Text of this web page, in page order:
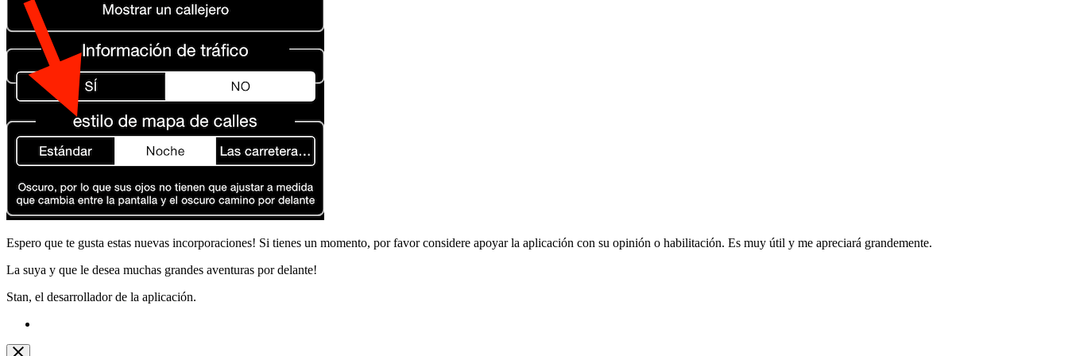
Espero que te gusta estas nuevas incorporaciones! Si tienes un momento, por favor considere apoyar la aplicación con su opinión o habilitación. Es muy útil y me apreciará grandemente.
La suya y que le desea muchas grandes aventuras por delante!
Stan, el desarrollador de la aplicación.